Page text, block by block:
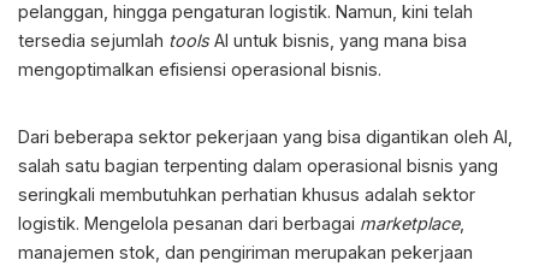
pelanggan, hingga pengaturan logistik. Namun, kini telah
tersedia sejumlah tools AI untuk bisnis , yang mana bisa
mengoptimalkan efisiensi operasional bisnis.
Dari beberapa sektor pekerjaan yang bisa digantikan oleh AI,
salah satu bagian terpenting dalam operasional bisnis yang
seringkali membutuhkan perhatian khusus adalah sektor
logistik. Mengelola pesanan dari berbagai marketplace,
manajemen stok, dan pengiriman merupakan pekerjaan